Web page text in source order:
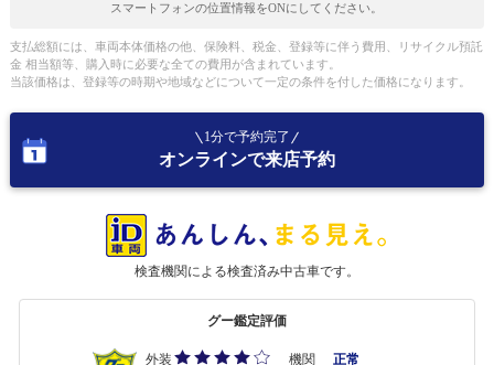
スマートフォンの位置情報をONにしてください。
支払総額には、車両本体価格の他、保険料、税金、登録等に伴う費用、リサイクル預託
金 相当額等、購入時に必要な全ての費用が含まれています。
当該価格は、登録等の時期や地域などについて一定の条件を付した価格になります。
1分で予約完了
オンラインで来店予約
検査機関による検査済み中古車です。
グー鑑定評価
外装 機関
正常